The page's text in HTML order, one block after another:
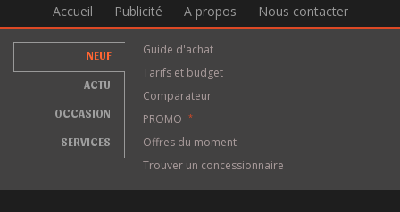
Accueil Publicité A propos Nous contacter
NEUF
ACTU
OCCASION
SERVICES
Guide d'achat
Tarifs et budget
Comparateur
PROMO
*
Offres du moment
Trouver un concessionnaire